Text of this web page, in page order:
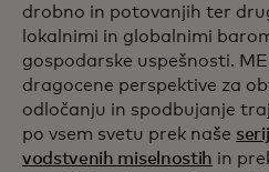
drobno in potovanjih ter
lokalnimi in globalnimi
gospodarske uspešnosti.
dragocene perspektive za
odločanju in spodbujanje
po vsem svetu prek naše
vodstvenih miselnostih in